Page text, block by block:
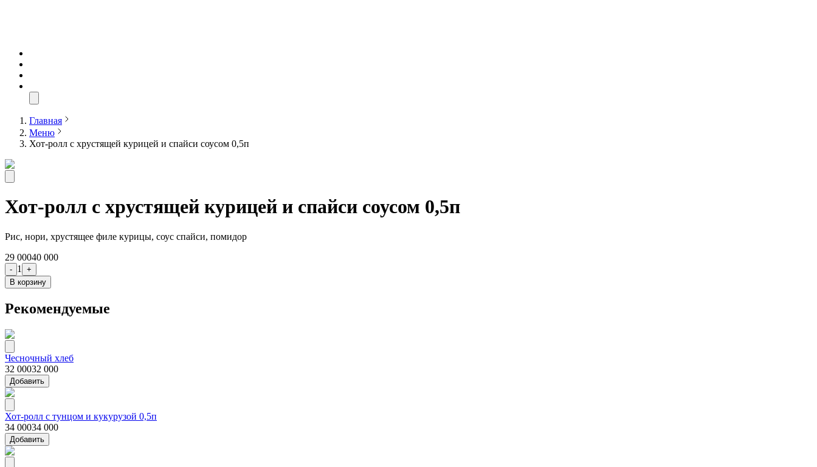
Главная
Меню
Хот-ролл с хрустящей курицей и спайси соусом 0,5п
Хот-ролл с хрустящей курицей и спайси соусом 0,5п
Рис, нори, хрустящее филе курицы, соус спайси, помидор
29 00040 000
- 1
+
В корзину
Рекомендуемые
Чесночный хлеб
32 00032 000
Добавить
Хот-ролл с тунцом и кукурузой 0,5п
34 00034 000
Добавить